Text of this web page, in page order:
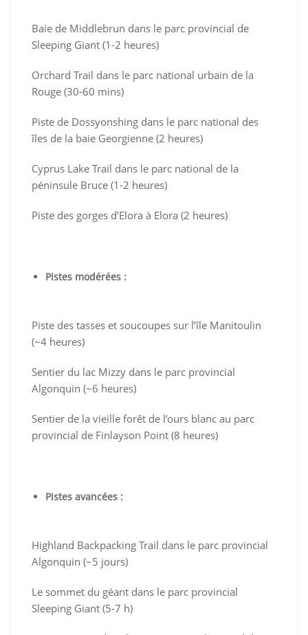
Baie de Middlebrun dans le parc provincial de
Sleeping Giant (1-2 heures)
Orchard Trail dans le parc national urbain de la
Rouge (30-60 mins)
Piste de Dossyonshing dans le parc national des
îles de la baie Georgienne (2 heures)
Cyprus Lake Trail dans le parc national de la
péninsule Bruce (1-2 heures)
Piste des gorges d’Elora à Elora (2 heures)
Pistes modérées :
Piste des tasses et soucoupes sur l’île Manitoulin
(~4 heures)
Sentier du lac Mizzy dans le parc provincial
Algonquin (~6 heures)
Sentier de la vieille forêt de l’ours blanc au parc
provincial de Finlayson Point (8 heures)
Pistes avancées :
Highland Backpacking Trail dans le parc provincial
Algonquin (~5 jours)
Le sommet du géant dans le parc provincial
Sleeping Giant (5-7 h)